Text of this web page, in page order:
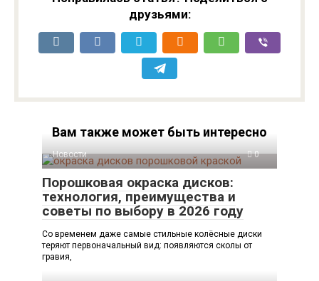
друзьями:
Вам также может быть интересно
Новости 0
Порошковая окраска дисков:
технология, преимущества и
советы по выбору в 2026 году
Со временем даже самые стильные колёсные диски
теряют первоначальный вид: появляются сколы от
гравия,